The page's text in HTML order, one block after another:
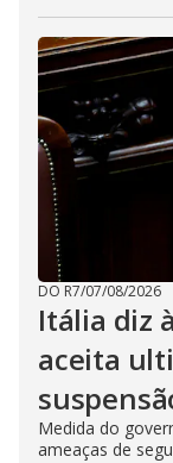
DO R7/07/08/2026
Itália diz
aceita
Medida do
ameaças de